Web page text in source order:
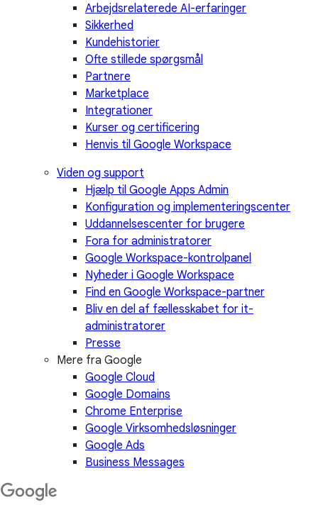
Arbejdsrelaterede AI-erfaringer
Sikkerhed
Kundehistorier
Ofte stillede spørgsmål
Partnere
Marketplace
Integrationer
Kurser og certificering
Henvis til Google Workspace
Viden og support
Hjælp til Google Apps Admin
Konfiguration og implementeringscenter
Uddannelsescenter for brugere
Fora for administratorer
Google Workspace-kontrolpanel
Nyheder i Google Workspace
Find en Google Workspace-partner
Bliv en del af fællesskabet for it-
administratorer
Presse
Mere fra Google
Google Cloud
Google Domains
Chrome Enterprise
Google Virksomhedsløsninger
Google Ads
Business Messages